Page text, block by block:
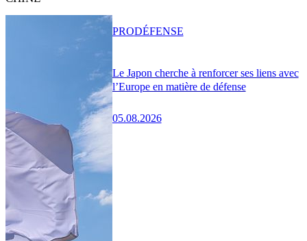
Le Japon cherche à renforcer ses liens avec
l’Europe en matière de défense
05.08.2026
PRODÉFENSE